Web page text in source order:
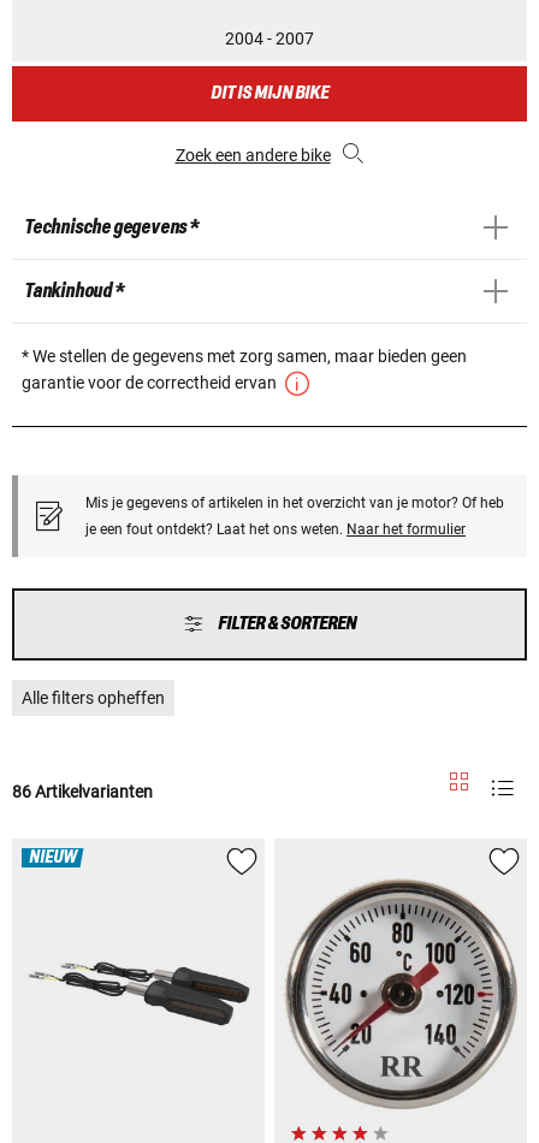
2004 - 2007
DIT IS MIJN BIKE
Zoek een andere bike
Technische gegevens *
Tankinhoud *
* We stellen de gegevens met zorg samen, maar bieden geen
garantie voor de correctheid ervan
Mis je gegevens of artikelen in het overzicht van je motor? Of heb
je een fout ontdekt? Laat het ons weten. Naar het formulier
FILTER & SORTEREN
Alle filters opheffen
86 Artikelvarianten
NIEUW